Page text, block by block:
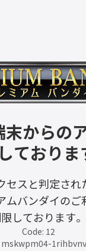
末からの
ておりま
セスと判定され
ムバンダイのご
しております。
Code: 12
mskwpm04-